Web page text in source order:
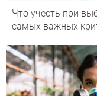
Что учесть при
самых важных